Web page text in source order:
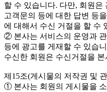
할 수 있습니다. 다만, 회원은
고객문의 등에 대한 답변 등
에 대해서 수신 거절을 할 수
② 본사는 서비스의 운영과
등에 광고를 게재할 수 있습
수신한 회원은 수신거절을
제15조(게시물의 저작권 및
① 본사는 회원의 게시물을